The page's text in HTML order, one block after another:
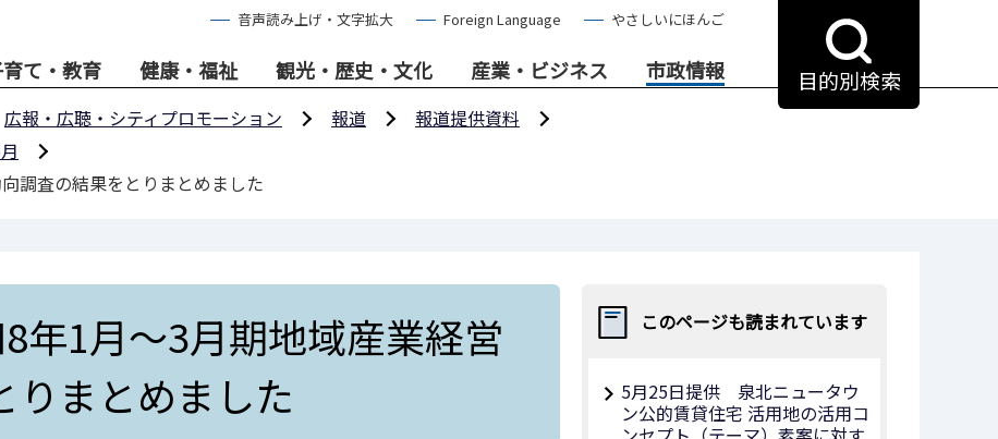
音声読み上げ・文字拡大 Foreign Language やさしいにほんご
て・教育 健康・福祉 観光・歴史・文化 産業・ビジネス 市政情報 目的別検索
広報・広聴・シティプロモーション 報道
報道提供資料
調査の結果をとりまとめました
1月～3月期地域産業経営
りまとめました
このページも読まれています
5月25日提供 泉北ニュータウ
ン公的賃貸住宅 活用地の活用コ